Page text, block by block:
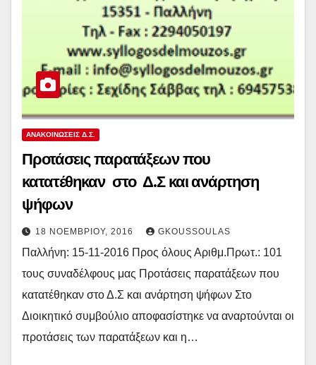
ΑΝΑΚΟΙΝΏΣΕΙΣ Δ.Σ.
Προτάσεις παρατάξεων που
κατατέθηκαν στο Δ.Σ και ανάρτηση
ψήφων
18 ΝΟΕΜΒΡΊΟΥ, 2016 GKOUSSOULAS
Παλλήνη: 15-11-2016 Προς όλους Αριθμ.Πρωτ.: 101
τους συναδέλφους μας Προτάσεις παρατάξεων που
κατατέθηκαν στο Δ.Σ και ανάρτηση ψήφων Στο
Διοικητικό συμβούλιο αποφασίστηκε να αναρτούνται οι
προτάσεις των παρατάξεων και η…